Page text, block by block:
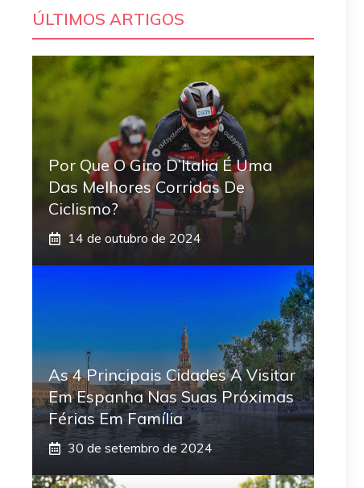
ÚLTIMOS ARTIGOS
Por Que O Giro D’Italia É Uma
Das Melhores Corridas De
Ciclismo?
14 de outubro de 2024
As 4 Principais Cidades A Visitar
Em Espanha Nas Suas Próximas
Férias Em Família
30 de setembro de 2024